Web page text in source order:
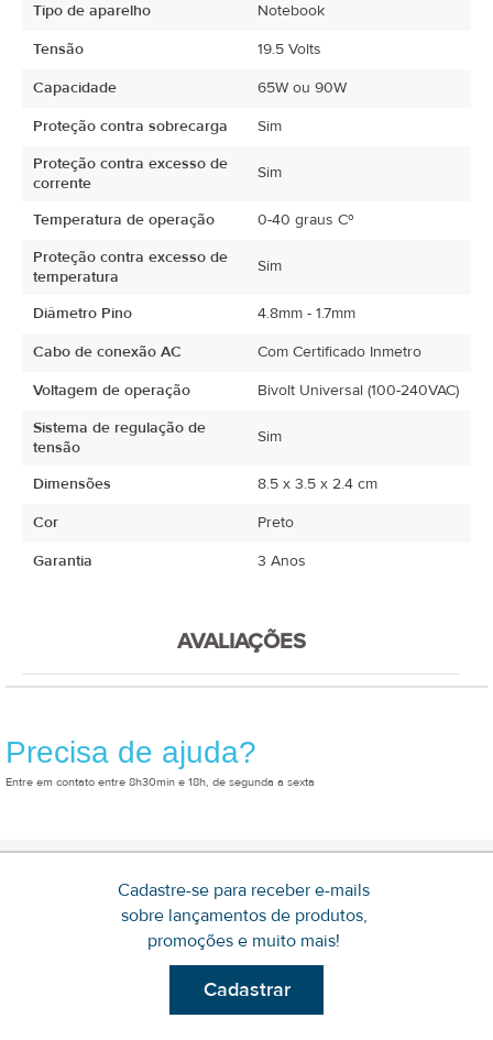
Tipo de aparelho
Notebook
Tensão
19.5 Volts
Capacidade
65W ou 90W
Proteção contra sobrecarga
Sim
Proteção contra excesso de
corrente
Sim
Temperatura de operação
0-40 graus Cº
Proteção contra excesso de
temperatura
Sim
Diâmetro Pino
4.8mm - 1.7mm
Cabo de conexão AC
Com Certificado Inmetro
Voltagem de operação
Bivolt Universal (100-240VAC)
Sistema de regulação de
tensão
Sim
Dimensões
8.5 x 3.5 x 2.4 cm
Cor
Preto
Garantia
3 Anos
AVALIAÇÕES
Precisa de ajuda?
Entre em contato entre 8h30min e 18h, de segunda a sexta
Cadastre-se para receber e-mails
sobre lançamentos de produtos,
promoções e muito mais!
Cadastrar